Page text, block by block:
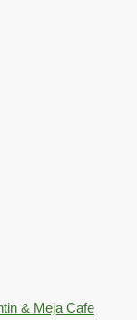
& Meja Cafe